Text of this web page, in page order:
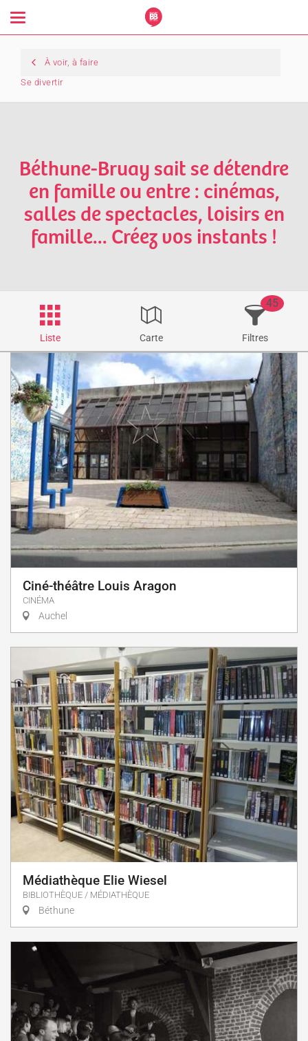
Toggle
À voir, à faire
Se divertir
Béthune-Bruay sait se détendre
en famille ou entre : cinémas,
salles de spectacles, loisirs en
famille... Créez vos instants !
Liste Carte Filtres
45
Ciné-théâtre Louis Aragon
CINÉMA
Auchel
Médiathèque Elie Wiesel
BIBLIOTHÈQUE / MÉDIATHÈQUE
Béthune